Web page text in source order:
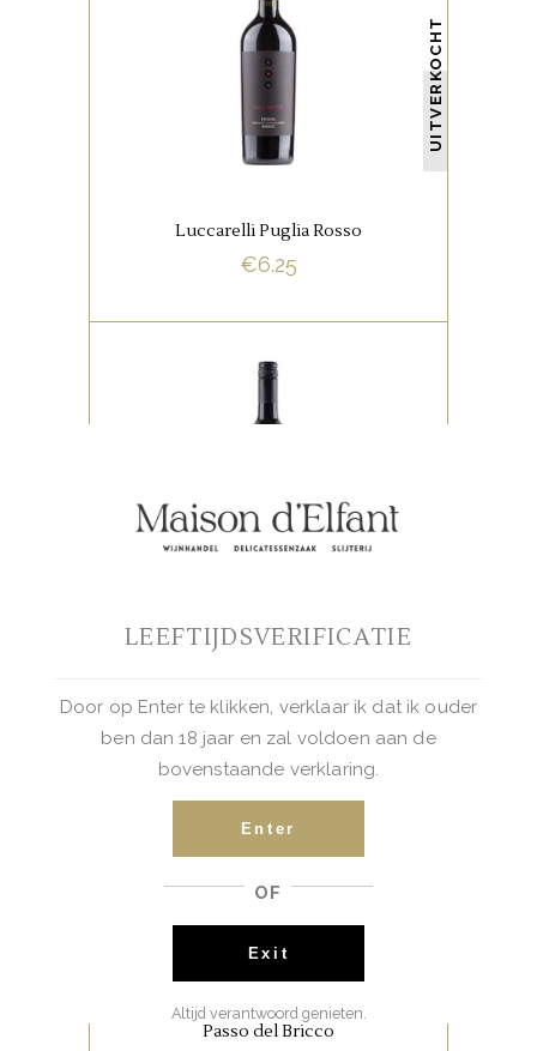
UITVERKOCHT
RODE WIJNEN
Een heerlijke wijn met een volle
body, zachte tannine en goed
in balans.
BUY NOW
Luccarelli Puglia Rosso
€6.25
ITALIAANSE FAVORIETEN
RODE WIJNEN
van klein rood en zwart fruit,
specerijen en tijm. De aanzet is
Masseria Pietrosa Negroamaro
ITALIAANSE FAVORIETEN
In de neus een intens bouquet,
met geuren van viooltjes en
primula, die doen denken aan
de lente.
Passo del Bricco
LEEFTIJDSVERIFICATIE
Door op Enter te klikken, verklaar ik dat ik ouder
ben dan 18 jaar en zal voldoen aan de
bovenstaande verklaring.
Enter
OF
Exit
Altijd verantwoord genieten.